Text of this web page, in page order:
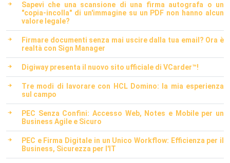
Sapevi che una scansione di una firma autografa o un
"copia-incolla" di un'immagine su un PDF non hanno alcun
valore legale?
Firmare documenti senza mai uscire dalla tua email? Ora è
realtà con Sign Manager
Digiway presenta il nuovo sito ufficiale di VCarder™!
Tre modi di lavorare con HCL Domino: la mia esperienza
sul campo
PEC Senza Confini: Accesso Web, Notes e Mobile per un
Business Agile e Sicuro
PEC e Firma Digitale in un Unico Workflow: Efficienza per il
Business, Sicurezza per l'IT